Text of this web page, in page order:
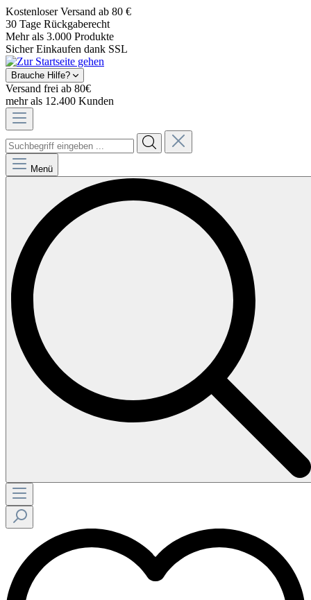
Kostenloser Versand ab 80 €
30 Tage Rückgaberecht
Mehr als 3.000 Produkte
Sicher Einkaufen dank SSL
Brauche Hilfe?
Versand frei ab 80€
mehr als 12.400 Kunden
Menü